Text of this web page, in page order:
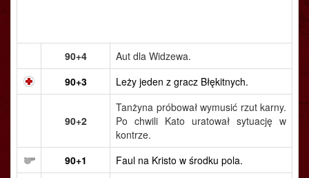
90+4
Aut dla Widzewa.
90+3
Leży jeden z gracz Błękitnych.
90+2
Tanżyna próbował wymusić rzut karny.
Po chwili Kato uratował sytuację w
kontrze.
90+1
Faul na Kristo w środku pola.